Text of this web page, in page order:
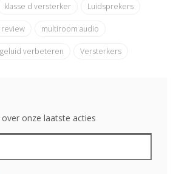
klasse d versterker Luidsprekers
review multiroom audio
verbeteren Versterkers
onze laatste acties